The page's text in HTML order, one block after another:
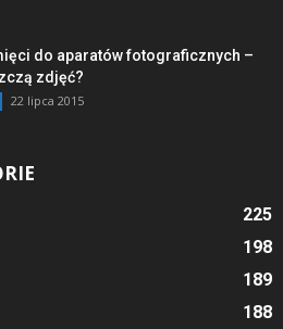
do aparatów fotograficznych –
zdjęć?
22 lipca 2015
225
198
189
188